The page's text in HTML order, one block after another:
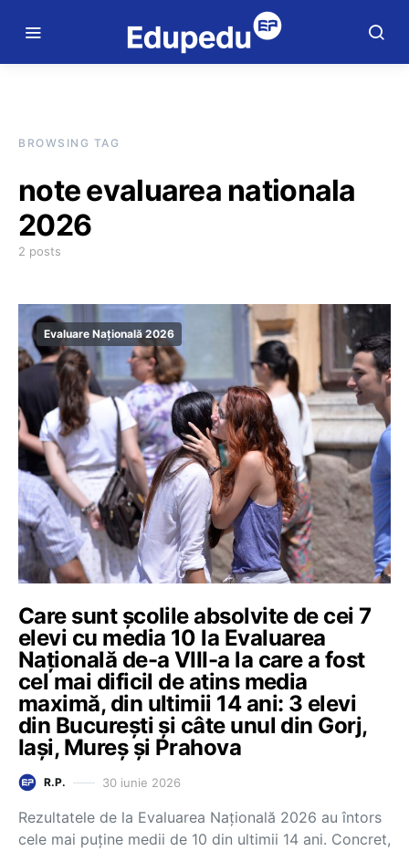
BROWSING TAG
note evaluarea nationala
2026
2 posts
Evaluare Națională 2026
Care sunt școlile absolvite de cei 7
elevi cu media 10 la Evaluarea
Națională de-a VIII-a la care a fost
cel mai dificil de atins media
maximă, din ultimii 14 ani: 3 elevi
din București și câte unul din Gorj,
Iași, Mureș și Prahova
R.P. 30 iunie 2026
Rezultatele de la Evaluarea Națională 2026 au întors
cele mai puține medii de 10 din ultimii 14 ani. Concret,